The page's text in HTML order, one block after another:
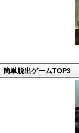
簡単脱出ゲームTOP3